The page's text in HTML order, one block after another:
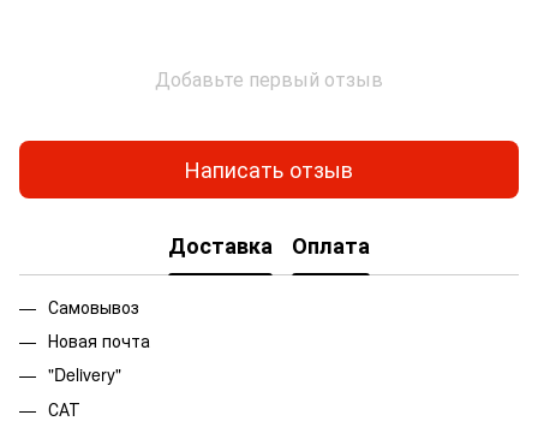
Добавьте первый отзыв
Написать отзыв
Доставка Оплата
Самовывоз
Новая почта
"Delivery"
САТ